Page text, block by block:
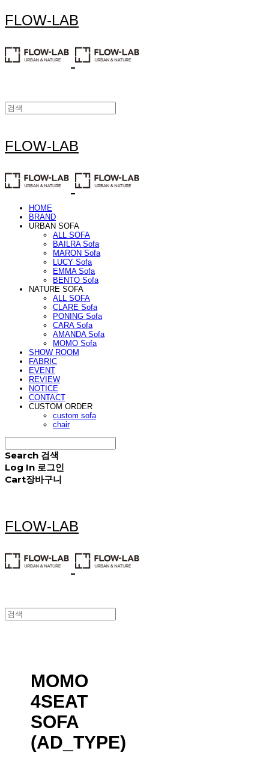
FLOW-LAB
FLOW-LAB
HOME
BRAND
URBAN SOFA
ALL SOFA
BAILRA Sofa
MARON Sofa
LUCY Sofa
EMMA Sofa
BENTO Sofa
NATURE SOFA
ALL SOFA
CLARE Sofa
PONING Sofa
CARA Sofa
AMANDA Sofa
MOMO Sofa
SHOW ROOM
FABRIC
EVENT
REVIEW
NOTICE
CONTACT
CUSTOM ORDER
custom sofa
chair
Search 검색
Log In 로그인
Cart장바구니
FLOW-LAB
MOMO
4SEAT
SOFA
(AD_TYPE)